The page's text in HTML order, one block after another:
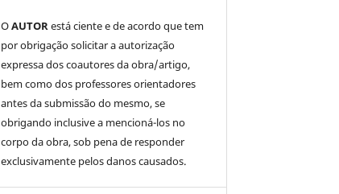
OAUTORestá ciente e de acordo que tem
por obrigação solicitar a autorização
expressa dos coautores da obra/artigo,
bem como dos professores orientadores
antes da submissão do mesmo, se
obrigando inclusive a mencioná-los no
corpo da obra, sob pena de responder
exclusivamente pelos danos causados.